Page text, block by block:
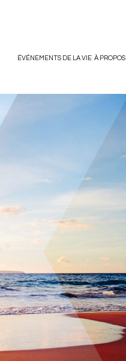
ÉVÉNEMENTS DE LA VIE À PROPOS